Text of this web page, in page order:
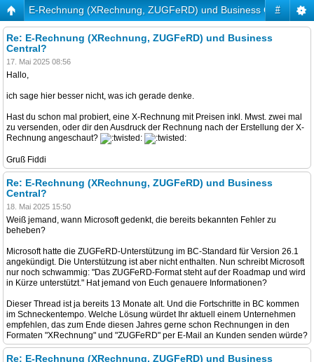
#
E-Rechnung (XRechnung, ZUGFeRD) und Business Central?
Re: E-Rechnung (XRechnung, ZUGFeRD) und Business
Central?
17. Mai 2025 08:56
Hallo,
ich sage hier besser nicht, was ich gerade denke.
Hast du schon mal probiert, eine X-Rechnung mit Preisen inkl. Mwst. zwei mal
zu versenden, oder dir den Ausdruck der Rechnung nach der Erstellung der X-
Rechnung angeschaut?
Gruß Fiddi
Re: E-Rechnung (XRechnung, ZUGFeRD) und Business
Central?
18. Mai 2025 15:50
Weiß jemand, wann Microsoft gedenkt, die bereits bekannten Fehler zu
beheben?
Microsoft hatte die ZUGFeRD-Unterstützung im BC-Standard für Version 26.1
angekündigt. Die Unterstützung ist aber nicht enthalten. Nun schreibt Microsoft
nur noch schwammig: "Das ZUGFeRD-Format steht auf der Roadmap und wird
in Kürze unterstützt." Hat jemand von Euch genauere Informationen?
Dieser Thread ist ja bereits 13 Monate alt. Und die Fortschritte in BC kommen
im Schneckentempo. Welche Lösung würdet Ihr aktuell einem Unternehmen
empfehlen, das zum Ende diesen Jahres gerne schon Rechnungen in den
Formaten "XRechnung" und "ZUGFeRD" per E-Mail an Kunden senden würde?
Re: E-Rechnung (XRechnung, ZUGFeRD) und Business